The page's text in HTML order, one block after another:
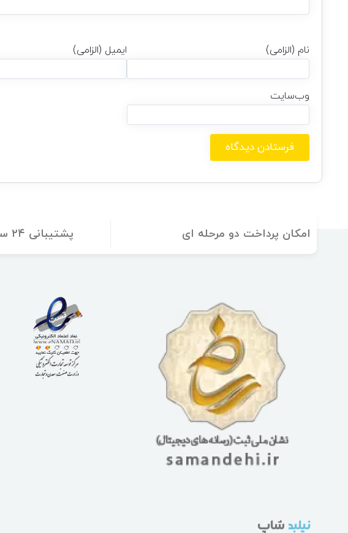
نام (الزامی) ایمیل (الزامی)
وب‌سایت
امکان پرداخت دو مرحله ای پشتیبانی ۲۴ ساعته
نیلبد شاپ